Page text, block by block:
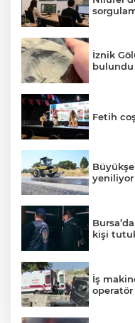
İznik
bulundu
Fetih
yeniliyor
kişi
İş
operatör